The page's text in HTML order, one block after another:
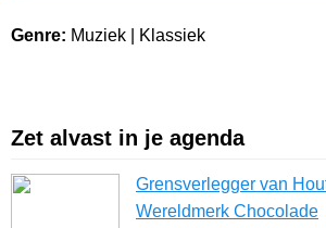
Genre: Muziek | Klassiek
Zet alvast in je agenda
Grensverlegger van
Wereldmerk Chocolade